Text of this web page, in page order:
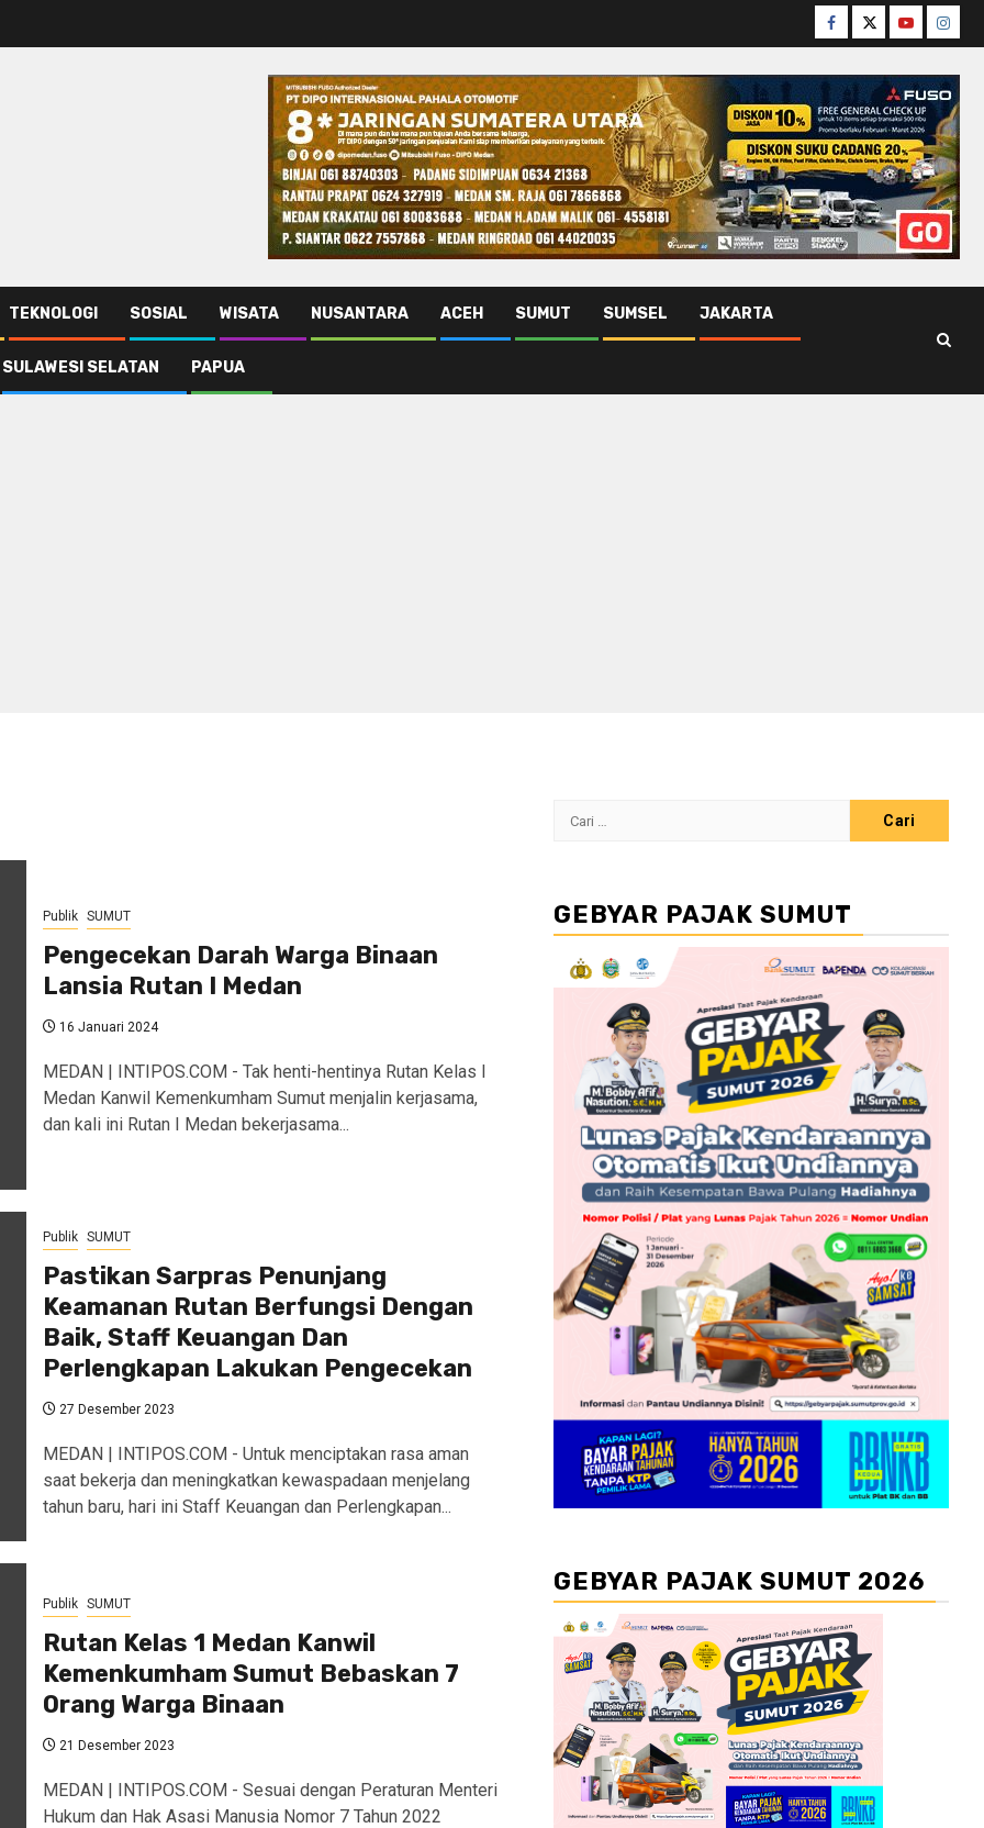
Facebook
TwitterYoutube
TEKNOLOGI SOSIAL WISATA NUSANTARA ACEH SUMUT SUMSEL JAKARTA
SULAWESI SELATAN PAPUA
Publik SUMUT
Pengecekan Darah Warga Binaan
Lansia Rutan I Medan
16 Januari 2024
MEDAN | INTIPOS.COM - Tak henti-hentinya Rutan Kelas I
Medan Kanwil Kemenkumham Sumut menjalin kerjasama,
dan kali ini Rutan I Medan bekerjasama...
Publik SUMUT
Pastikan Sarpras Penunjang
Keamanan Rutan Berfungsi Dengan
Baik, Staff Keuangan Dan
Perlengkapan Lakukan Pengecekan
27 Desember 2023
MEDAN | INTIPOS.COM - Untuk menciptakan rasa aman
saat bekerja dan meningkatkan kewaspadaan menjelang
tahun baru, hari ini Staff Keuangan dan Perlengkapan...
Publik SUMUT
Rutan Kelas 1 Medan Kanwil
Kemenkumham Sumut Bebaskan 7
Orang Warga Binaan
21 Desember 2023
MEDAN | INTIPOS.COM - Sesuai dengan Peraturan Menteri
Hukum dan Hak Asasi Manusia Nomor 7 Tahun 2022
Cari
GEBYAR PAJAK SUMUT
GEBYAR PAJAK SUMUT 2026